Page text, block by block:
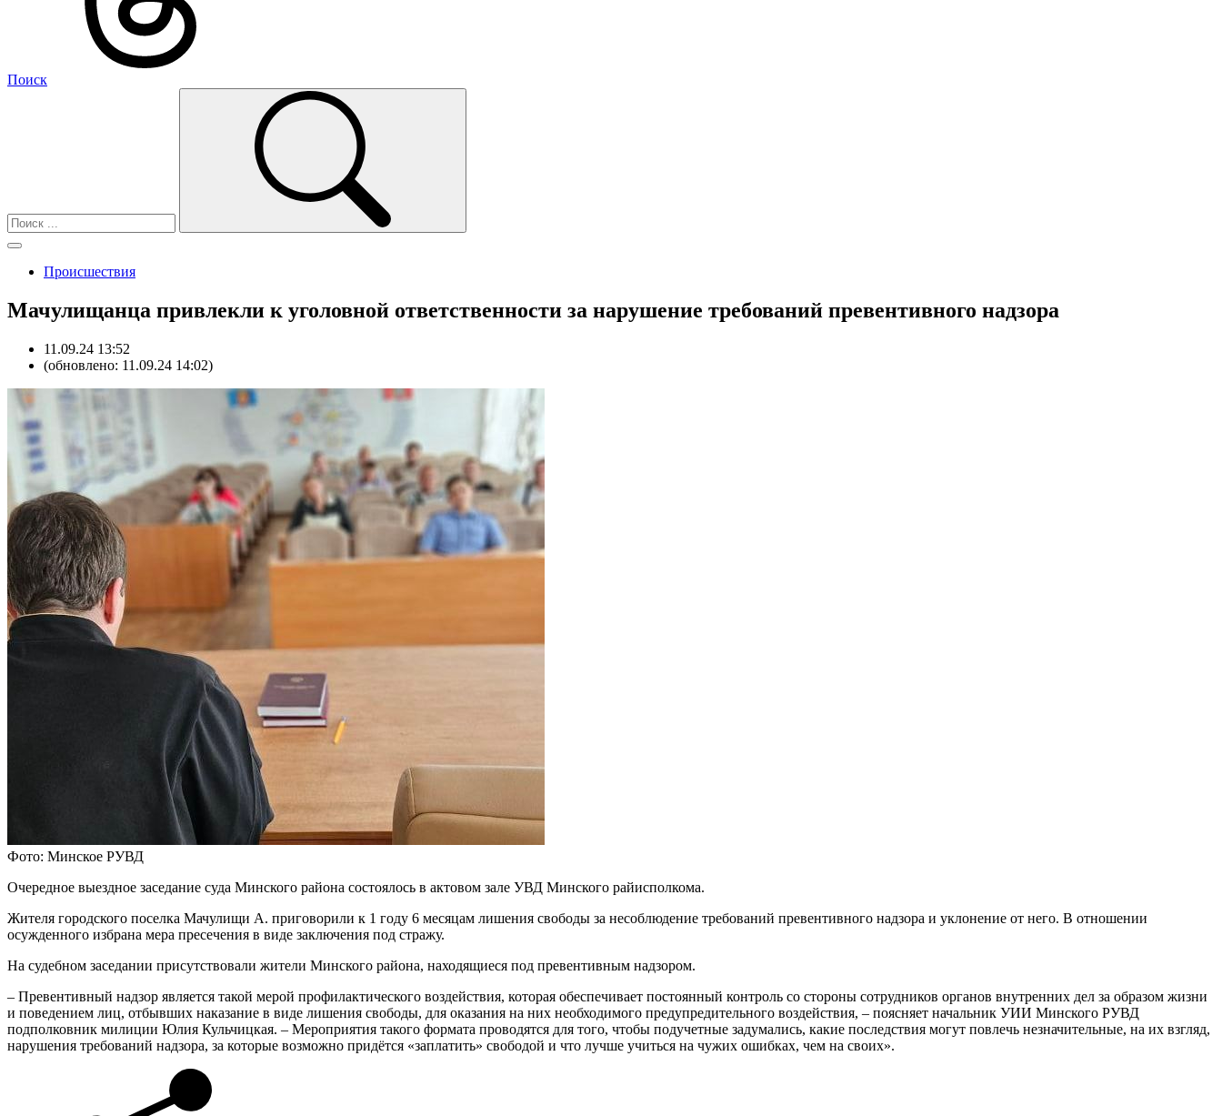
Поиск
Происшествия
Мачулищанца привлекли к уголовной ответственности за нарушение требований превентивного надзора
11.09.24 13:52
(обновлено: 11.09.24 14:02)
Фото: Минское РУВД
Очередное выездное заседание суда Минского района состоялось в актовом зале УВД Минского райисполкома.
Жителя городского поселка Мачулищи А. приговорили к 1 году 6 месяцам лишения свободы за несоблюдение требований превентивного надзора и уклонение от него. В отношении
осужденного избрана мера пресечения в виде заключения под стражу.
На судебном заседании присутствовали жители Минского района, находящиеся под превентивным надзором.
– Превентивный надзор является такой мерой профилактического воздействия, которая обеспечивает постоянный контроль со стороны сотрудников органов внутренних дел за образом жизни
и поведением лиц, отбывших наказание в виде лишения свободы, для оказания на них необходимого предупредительного воздействия, – поясняет начальник УИИ Минского РУВД
подполковник милиции Юлия Кульчицкая. – Мероприятия такого формата проводятся для того, чтобы подучетные задумались, какие последствия могут повлечь незначительные, на их взгляд,
нарушения требований надзора, за которые возможно придётся «заплатить» свободой и что лучше учиться на чужих ошибках, чем на своих».